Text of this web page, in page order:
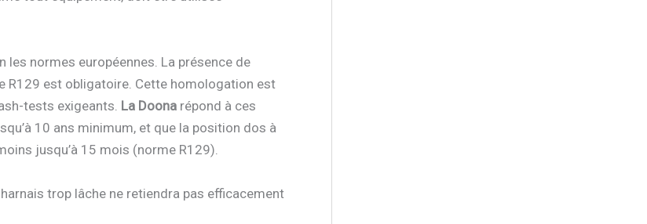
normes européennes. La présence de
R129 est obligatoire. Cette homologation est
tests exigeants. La Doona répond à ces
10 ans minimum, et que la position dos à
jusqu’à 15 mois (norme R129).
harnais trop lâche ne retiendra pas efficacement